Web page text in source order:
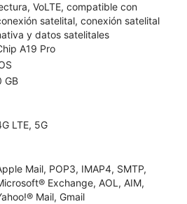
VoLTE, compatible con
satelital, conexión satelital
y datos satelitales
A19 Pro
GB
LTE, 5G
Mail, POP3, IMAP4, SMTP,
Exchange, AOL, AIM,
Mail, Gmail